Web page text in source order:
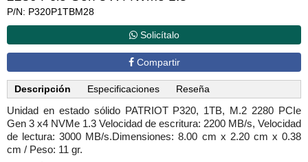
P/N: P320P1TBM28
Solicítalo
Compartir
Descripción Especificaciones Reseña
Unidad en estado sólido PATRIOT P320, 1TB, M.2 2280 PCIe
Gen 3 x4 NVMe 1.3 Velocidad de escritura: 2200 MB/s, Velocidad
de lectura: 3000 MB/s.Dimensiones: 8.00 cm x 2.20 cm x 0.38
cm / Peso: 11 gr.